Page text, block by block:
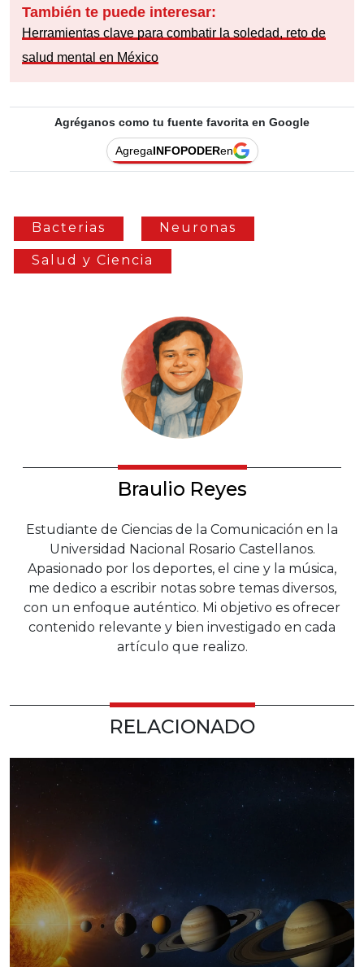
También te puede interesar:
Herramientas clave para combatir la soledad, reto de
salud mental en México
Agréganos como tu fuente favorita en Google
AgregaINFOPODERen
Bacterias Neuronas
Salud y Ciencia
Braulio Reyes
Estudiante de Ciencias de la Comunicación en la
Universidad Nacional Rosario Castellanos.
Apasionado por los deportes, el cine y la música,
me dedico a escribir notas sobre temas diversos,
con un enfoque auténtico. Mi objetivo es ofrecer
contenido relevante y bien investigado en cada
artículo que realizo.
RELACIONADO